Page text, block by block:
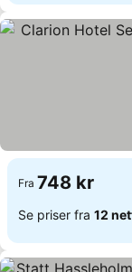
Fra 748 kr
Se priser fra 12